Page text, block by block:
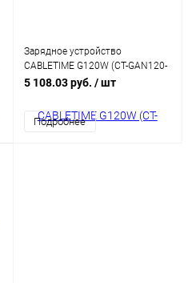
Зарядное устройство
CABLETIME G120W (CT-GAN120-
PW) GaN PD3.1 3C1A 120 Вт,
5 108.03 руб. / шт
Подробнее